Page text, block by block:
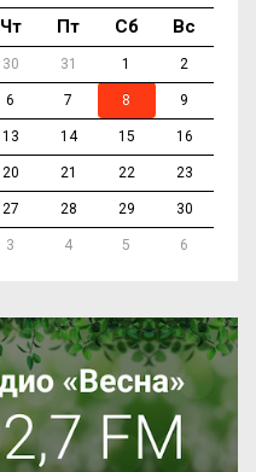
Чт Пт Сб Вс
30 31 1 2
6 7 8 9
13 14 15 16
20 21 22 23
27 28 29 30
3 4 5 6